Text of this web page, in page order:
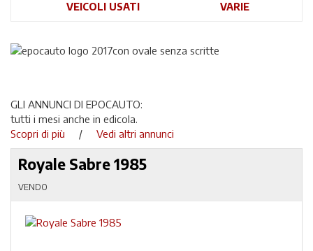
VEICOLI USATI VARIE
GLI ANNUNCI DI EPOCAUTO:
tutti i mesi anche in edicola.
Scopri di più
/ Vedi altri annunci
Royale Sabre 1985
VENDO